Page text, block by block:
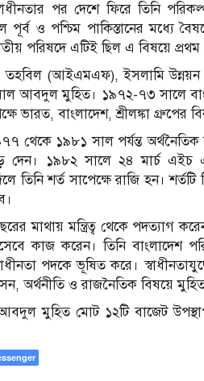
পর দেশে ফিরে তিনি
পূর্ব ও পশ্চিম পাকিস্তানের মধ্যে
পরিষদে এটিই ছিল এ বিষয়ে প্রথম
তহবিল (আইএমএফ), ইসলামি উন্নয়ন
আবদুল মুহিত। ১৯৭২-৭৩ সালে
ভারত, বাংলাদেশ, শ্রীলঙ্কা গ্রুপের
১৯৮১ সাল পর্যন্ত অর্থনৈতিক
দেন। ১৯৮২ সালে ২৪ মার্চ
তিনি শর্ত সাপেক্ষে রাজি হন।
মাথায় মন্ত্রিত্ব থেকে পদত্যাগ
কাজ করেন। তিনি বাংলাদেশ
পদকে ভূষিত করে।
অর্থনীতি ও রাজনৈতিক বিষয়ে
আবদুল মুহিত মোট ১২টি বাজেট